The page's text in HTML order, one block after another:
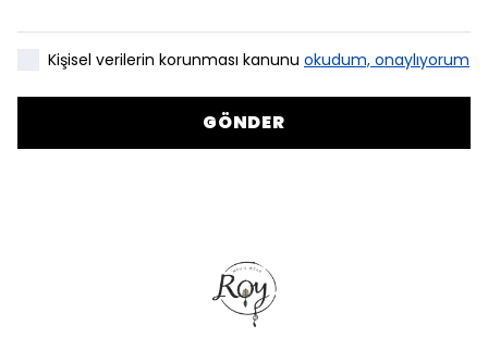
Kişisel verilerin korunması kanunu okudum, onaylıyorum
GÖNDER